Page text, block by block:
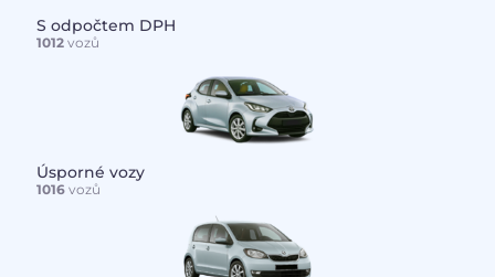
S odpočtem DPH
1012vozů
Úsporné vozy
1016vozů